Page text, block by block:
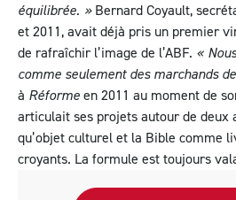
équilibrée. »Bernard Coyault,
et 2011, avait déjà pris un premier
de rafraîchir l’image de l’ABF. «
comme seulement des marchands
à Réformeen 2011 au moment de
articulait ses projets autour de deux
qu’objet culturel et la Bible comme
croyants. La formule est toujours